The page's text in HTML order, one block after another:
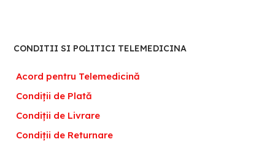
CONDITII SI POLITICI TELEMEDICINA
Acord pentru Telemedicină
Condiții de Plată
Condiții de Livrare
Condiții de Returnare